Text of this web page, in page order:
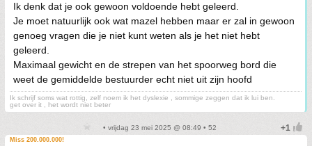
Ik denk dat je ook gewoon voldoende hebt geleerd.
Je moet natuurlijk ook wat mazel hebben maar er zal in gewoon
genoeg vragen die je niet kunt weten als je het niet hebt
geleerd.
Maximaal gewicht en de strepen van het spoorweg bord die
weet de gemiddelde bestuurder echt niet uit zijn hoofd
Ik schrijf soms wat rottig, zelf noem ik het dyslexie , sommige zeggen dat ik lui ben.
get over it , het wordt niet beter
• vrijdag 23 mei 2025 @ 08:49 • 52
Miss 200.000.000!